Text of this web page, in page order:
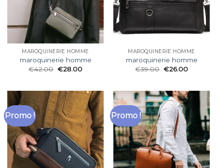
MAROQUINERIE HOMME
maroquinerie homme
€42.00 €28.00
MAROQUINERIE HOMME
maroquinerie homme
€39.00 €26.00
Promo ! Promo !